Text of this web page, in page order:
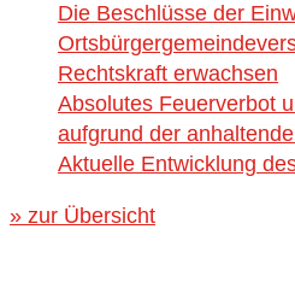
Die Beschlüsse der
Rechtskraft erwachsen
Absolutes Feuerverbot
aufgrund der
Aktuelle Entwicklung
» zur Übersicht